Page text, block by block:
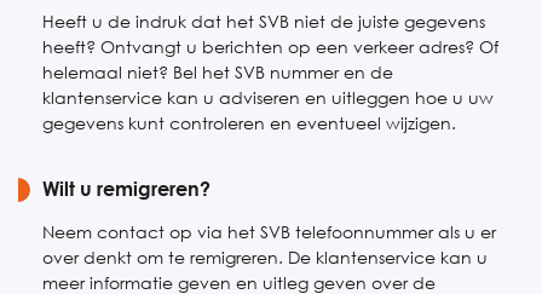
Heeft u de indruk dat het SVB niet de juiste gegevens
heeft? Ontvangt u berichten op een verkeer adres? Of
helemaal niet? Bel het SVB nummer en de
klantenservice kan u adviseren en uitleggen hoe u uw
gegevens kunt controleren en eventueel wijzigen.
Wilt u remigreren?
Neem contact op via het SVB telefoonnummer als u er
over denkt om te remigreren. De klantenservice kan u
meer informatie geven en uitleg geven over de